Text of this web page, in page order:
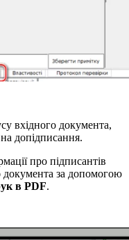
вхідного документа,
допідписання.
про підписантів
документа за допомогою
в PDF.